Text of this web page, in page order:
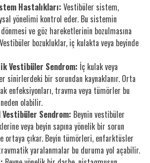
Hastalıkları: Vestibüler sistem,
yönelimi kontrol eder. Bu sistemin
dönmesi ve göz hareketlerinin bozulmasına
bozukluklar, iç kulakta veya beyinde
Vestibüler Sendrom: İç kulak veya
sinirlerdeki bir sorundan kaynaklanır. Orta
enfeksiyonları, travma veya tümörler bu
olabilir.
Sendrom: Beynin vestibüler
veya beyin sapına yönelik bir sorun
ortaya çıkar. Beyin tümörleri, enfarktüsler
yaralanmalar bu duruma yol açabilir.